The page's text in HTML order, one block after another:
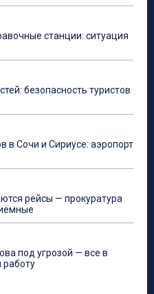
станции: ситуация
безопасность туристов
в Сочи и Сириусе: аэропорт
рейсы — прокуратура
под угрозой — все в
работу